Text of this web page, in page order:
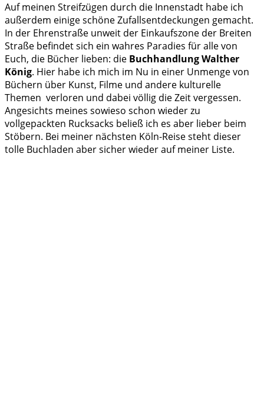
Auf meinen Streifzügen durch die Innenstadt habe ich
außerdem einige schöne Zufallsentdeckungen gemacht.
In der Ehrenstraße unweit der Einkaufszone der Breiten
Straße befindet sich ein wahres Paradies für alle von
Euch, die Bücher lieben: die Buchhandlung Walther
König. Hier habe ich mich im Nu in einer Unmenge von
Büchern über Kunst, Filme und andere kulturelle
Themen verloren und dabei völlig die Zeit vergessen.
Angesichts meines sowieso schon wieder zu
vollgepackten Rucksacks beließ ich es aber lieber beim
Stöbern. Bei meiner nächsten Köln-Reise steht dieser
tolle Buchladen aber sicher wieder auf meiner Liste.